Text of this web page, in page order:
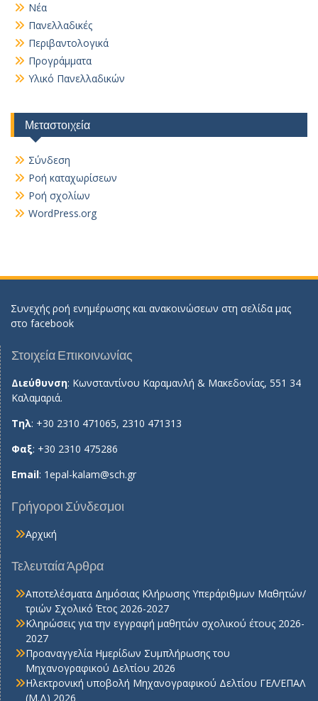
Νέα
Πανελλαδικές
Περιβαντολογικά
Προγράμματα
Υλικό Πανελλαδικών
Μεταστοιχεία
Σύνδεση
Ροή καταχωρίσεων
Ροή σχολίων
WordPress.org
Συνεχής ροή ενημέρωσης και ανακοινώσεων στη σελίδα μας
στο facebook
Στοιχεία Επικοινωνίας
Διεύθυνση: Κωνσταντίνου Καραμανλή & Μακεδονίας, 551 34
Καλαμαριά.
Τηλ: +30 2310 471065, 2310 471313
Φαξ: +30 2310 475286
Email: 1epal-kalam@sch.gr
Γρήγοροι Σύνδεσμοι
Αρχική
Τελευταία Άρθρα
Αποτελέσματα Δημόσιας Κλήρωσης Υπεράριθμων Μαθητών/
τριών Σχολικό Έτος 2026-2027
Κληρώσεις για την εγγραφή μαθητών σχολικού έτους 2026-
2027
Προαναγγελία Ημερίδων Συμπλήρωσης του
Μηχανογραφικού Δελτίου 2026
Ηλεκτρονική υποβολή Μηχανογραφικού Δελτίου ΓΕΛ/ΕΠΑΛ
(Μ.Δ) 2026